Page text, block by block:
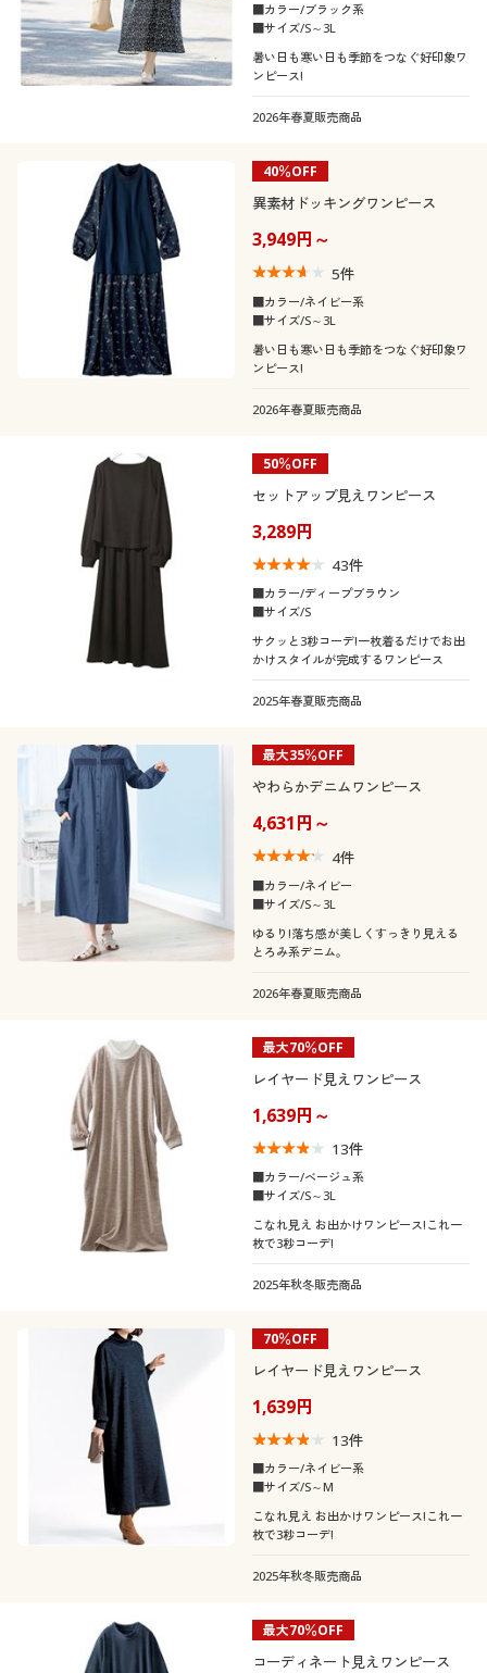
■カラー/ブラック系
■サイズ/S～3L
暑い日も寒い日も季節をつなぐ好印象ワ
ンピース!
2026年春夏販売商品
40％OFF
異素材ドッキングワンピース
3,949円～
5件
■カラー/ネイビー系
■サイズ/S～3L
暑い日も寒い日も季節をつなぐ好印象ワ
ンピース!
2026年春夏販売商品
50％OFF
セットアップ見えワンピース
3,289円
43件
■カラー/ディープブラウン
■サイズ/S
サクッと3秒コーデ!一枚着るだけでお出
かけスタイルが完成するワンピース
2025年春夏販売商品
最大35％OFF
やわらかデニムワンピース
4,631円～
4件
■カラー/ネイビー
■サイズ/S～3L
ゆるり!落ち感が美しくすっきり見える
とろみ系デニム。
2026年春夏販売商品
最大70％OFF
レイヤード見えワンピース
1,639円～
13件
■カラー/ベージュ系
■サイズ/S～3L
こなれ見え お出かけワンピース!これ一
枚で3秒コーデ!
2025年秋冬販売商品
70％OFF
レイヤード見えワンピース
1,639円
13件
■カラー/ネイビー系
■サイズ/S～M
こなれ見え お出かけワンピース!これ一
枚で3秒コーデ!
2025年秋冬販売商品
最大70％OFF
コーディネート見えワンピース